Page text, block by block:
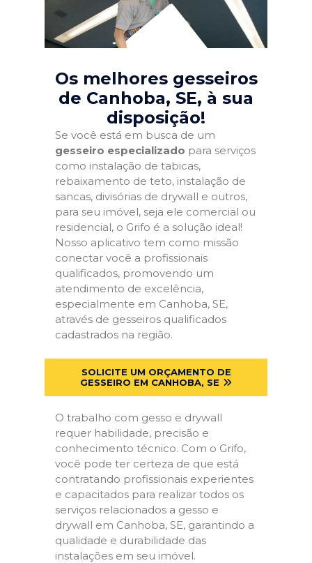
Os melhores gesseiros
de Canhoba, SE, à sua
disposição!
Se você está em busca de um
gesseiro especializado para serviços
como instalação de tabicas,
rebaixamento de teto, instalação de
sancas, divisórias de drywall e outros,
para seu imóvel, seja ele comercial ou
residencial, o Grifo é a solução ideal!
Nosso aplicativo tem como missão
conectar você a profissionais
qualificados, promovendo um
atendimento de excelência,
especialmente em Canhoba, SE,
através de gesseiros qualificados
cadastrados na região.
SOLICITE UM ORÇAMENTO DE
GESSEIRO EM CANHOBA, SE
O trabalho com gesso e drywall
requer habilidade, precisão e
conhecimento técnico. Com o Grifo,
você pode ter certeza de que está
contratando profissionais experientes
e capacitados para realizar todos os
serviços relacionados a gesso e
drywall em Canhoba, SE, garantindo a
qualidade e durabilidade das
instalações em seu imóvel.